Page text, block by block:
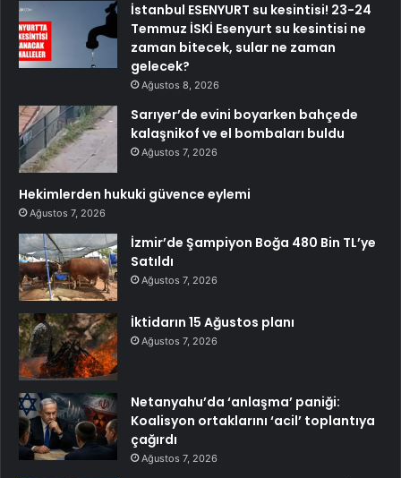
İstanbul ESENYURT su kesintisi! 23-24
Temmuz İSKİ Esenyurt su kesintisi ne
zaman bitecek, sular ne zaman
gelecek?
Ağustos 8, 2026
Sarıyer’de evini boyarken bahçede
kalaşnikof ve el bombaları buldu
Ağustos 7, 2026
Hekimlerden hukuki güvence eylemi
Ağustos 7, 2026
İzmir’de Şampiyon Boğa 480 Bin TL’ye
Satıldı
Ağustos 7, 2026
İktidarın 15 Ağustos planı
Ağustos 7, 2026
Netanyahu’da ‘anlaşma’ paniği:
Koalisyon ortaklarını ‘acil’ toplantıya
çağırdı
Ağustos 7, 2026